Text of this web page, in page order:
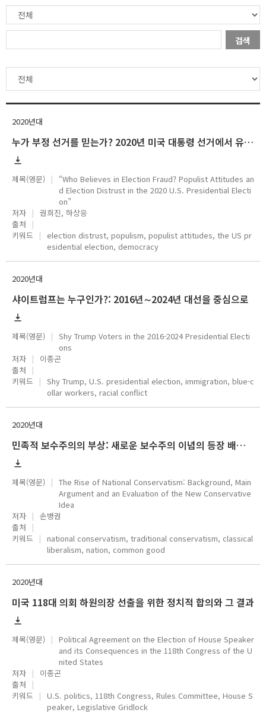
검색
2020년대
누가 부정 선거를 믿는가? 2020년 미국 대통령 선거에서 유권자의 포퓰리즘 성향이 선거 불신에 미치는 영향
제목(영문)
“Who Believes in Election Fraud? Populist Attitudes an
d Election Distrust in the 2020 U.S. Presidential Electi
on”
저자
권희진, 하상응
출처
키워드
election distrust, populism, populist attitudes, the US pr
esidential election, democracy
2020년대
샤이트럼프는 누구인가?: 2016년∼2024년 대선을 중심으로
제목(영문)
Shy Trump Voters in the 2016-2024 Presidential Electi
ons
저자
이종곤
출처
키워드
Shy Trump, U.S. presidential election, immigration, blue-c
ollar workers, racial conflict
2020년대
민족적 보수주의의 부상: 새로운 보수주의 이념의 등장 배경, 핵심 주장, 그리고 평가
제목(영문)
The Rise of National Conservatism: Background, Main
Argument and an Evaluation of the New Conservative
Idea
저자
손병권
출처
키워드
national conservatism, traditional conservatism, classical
liberalism, nation, common good
2020년대
미국 118대 의회 하원의장 선출을 위한 정치적 합의와 그 결과
제목(영문)
Political Agreement on the Election of House Speaker
and its Consequences in the 118th Congress of the U
nited States
저자
이종곤
출처
키워드
U.S. politics, 118th Congress, Rules Committee, House S
peaker, Legislative Gridlock